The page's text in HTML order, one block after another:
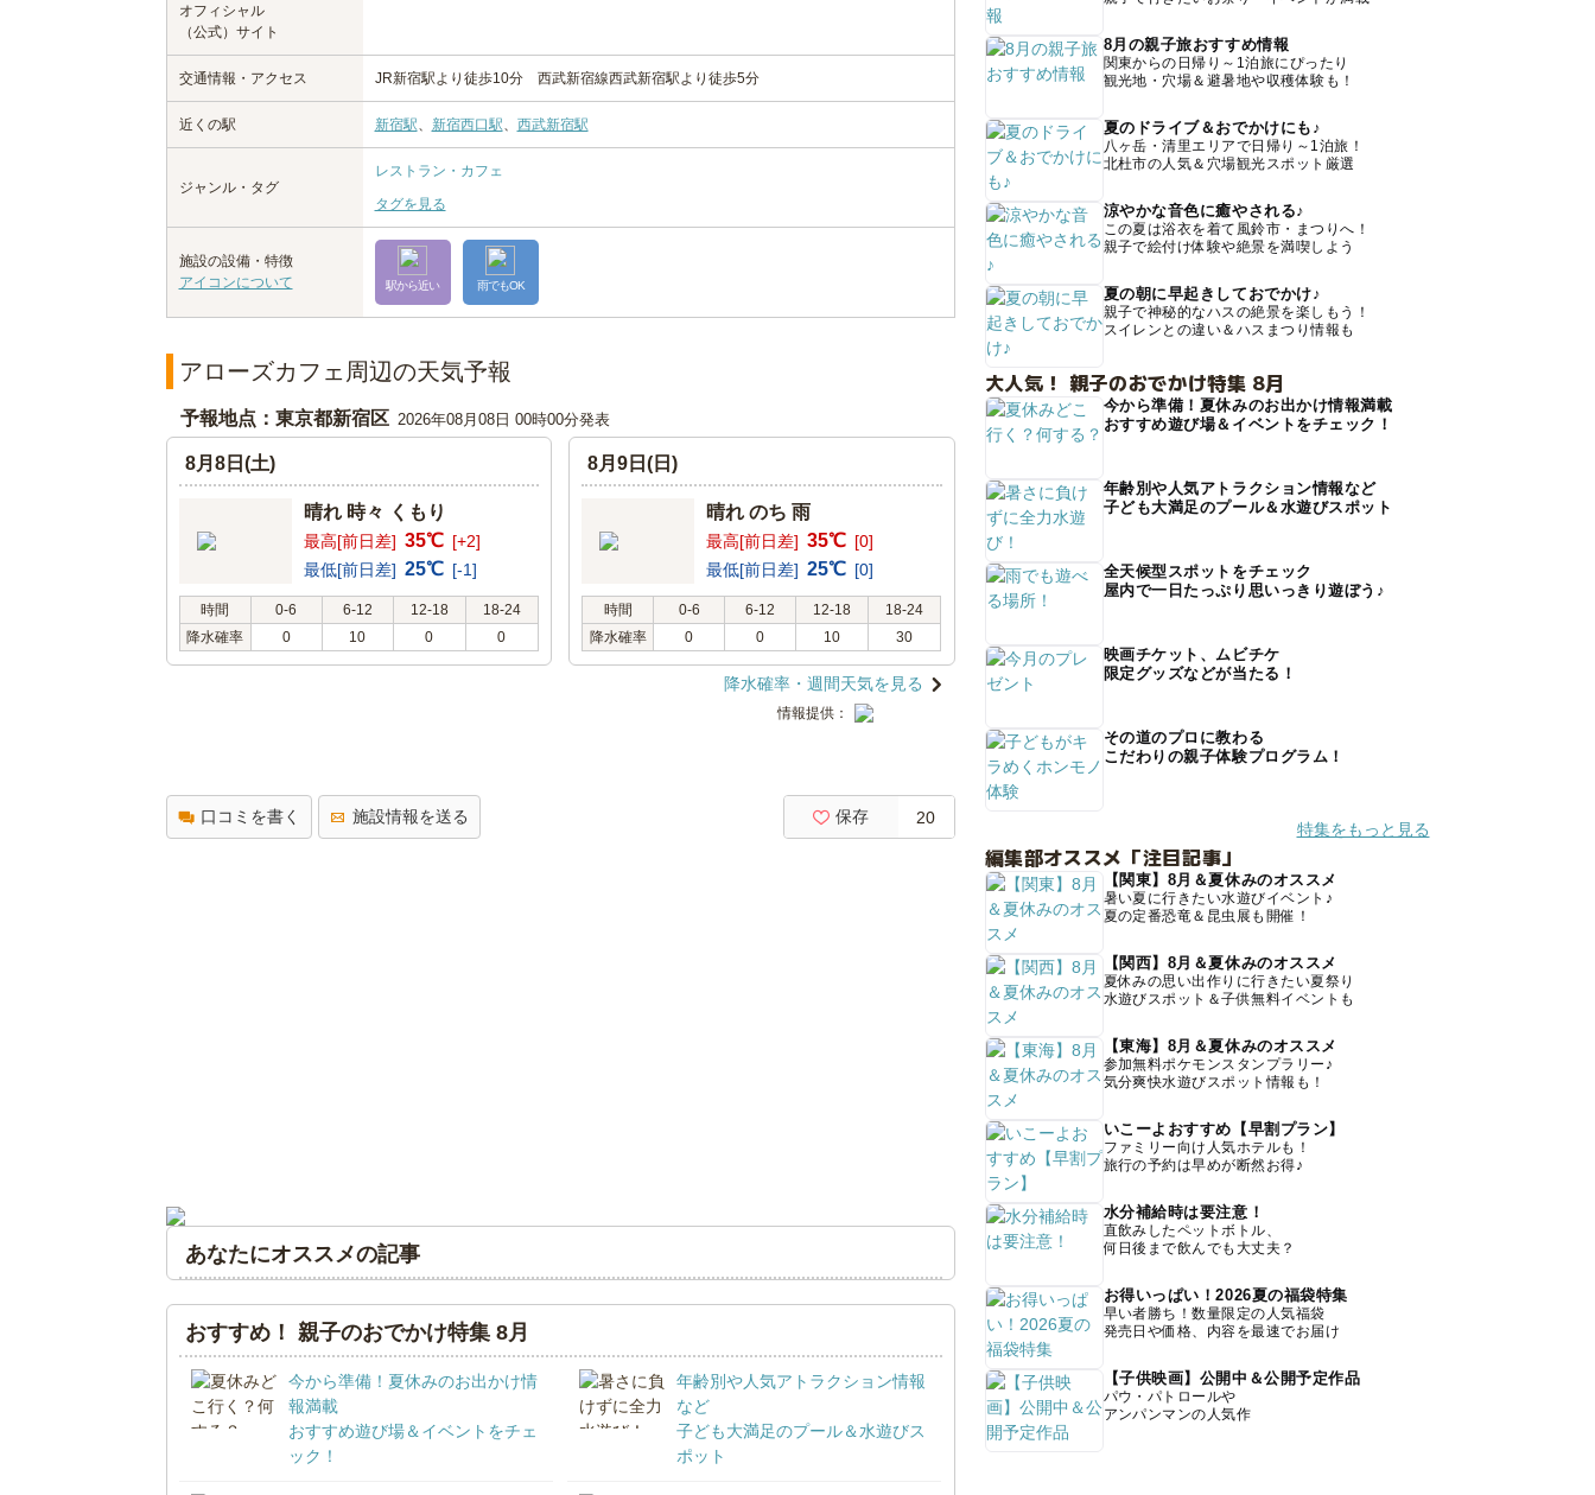
オフィシャル
（公式）サイト
交通情報・アクセス JR新宿駅より徒歩10分 西武新宿線西武新宿駅より徒歩5分
近くの駅 新宿駅、 新宿西口駅、 西武新宿駅
ジャンル・タグ
レストラン・カフェ
タグを見る
施設の設備・特徴
アイコンについて
駅から近い 雨でもOK
アローズカフェ周辺の天気予報
予報地点：東京都新宿区 2026年08月08日 00時00分発表
8月8日(土)
晴れ 時々 くもり
最高[前日差] 35℃ [+2]
最低[前日差] 25℃ [-1]
時間 0-6 6-12 12-18
18-24
降水確率
0 10 0 0
8月9日(日)
晴れ のち 雨
最高[前日差] 35℃ [0]
最低[前日差] 25℃ [0]
時間 0-6 6-12 12-18
18-24
降水確率
0 0 10 30
降水確率・週間天気を見る
情報提供：
口コミを書く 施設情報を送る 保存 20
あなたにオススメの記事
おすすめ！ 親子のおでかけ特集 8月
今から準備！夏休みのお出かけ情
報満載
おすすめ遊び場＆イベントをチェ
ック！
年齢別や人気アトラクション情報
など
子ども大満足のプール＆水遊びス
ポット
8月の親子旅おすすめ情報
関東からの日帰り～1泊旅にぴったり
観光地・穴場＆避暑地や収穫体験も！
夏のドライブ＆おでかけにも♪
八ヶ岳・清里エリアで日帰り～1泊旅！
北杜市の人気＆穴場観光スポット厳選
涼やかな音色に癒やされる♪
この夏は浴衣を着て風鈴市・まつりへ！
親子で絵付け体験や絶景を満喫しよう
夏の朝に早起きしておでかけ♪
親子で神秘的なハスの絶景を楽しもう！
スイレンとの違い＆ハスまつり情報も
大人気！ 親子のおでかけ特集 8月
今から準備！夏休みのお出かけ情報満載
おすすめ遊び場＆イベントをチェック！
年齢別や人気アトラクション情報など
子ども大満足のプール＆水遊びスポット
全天候型スポットをチェック
屋内で一日たっぷり思いっきり遊ぼう♪
映画チケット、ムビチケ
限定グッズなどが当たる！
その道のプロに教わる
こだわりの親子体験プログラム！
特集をもっと見る
編集部オススメ「注目記事」
【関東】8月＆夏休みのオススメ
暑い夏に行きたい水遊びイベント♪
夏の定番恐竜＆昆虫展も開催！
【関西】8月＆夏休みのオススメ
夏休みの思い出作りに行きたい夏祭り
水遊びスポット＆子供無料イベントも
【東海】8月＆夏休みのオススメ
参加無料ポケモンスタンプラリー♪
気分爽快水遊びスポット情報も！
いこーよおすすめ【早割プラン】
ファミリー向け人気ホテルも！
旅行の予約は早めが断然お得♪
水分補給時は要注意！
直飲みしたペットボトル、
何日後まで飲んでも大丈夫？
お得いっぱい！2026夏の福袋特集
早い者勝ち！数量限定の人気福袋
発売日や価格、内容を最速でお届け
【子供映画】公開中＆公開予定作品
パウ・パトロールや
アンパンマンの人気作